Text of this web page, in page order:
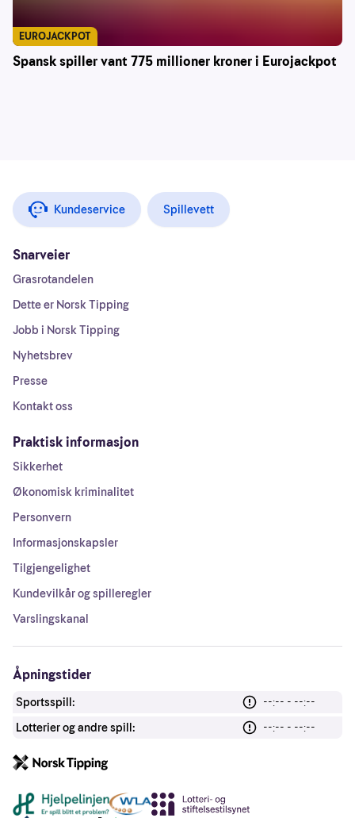
Spansk spiller vant 775 millioner kroner i Eurojackpot
EUROJACKPOT
Kundeservice Spillevett
Snarveier
Grasrotandelen
Dette er Norsk Tipping
Jobb i Norsk Tipping
Nyhetsbrev
Presse
Kontakt oss
Praktisk informasjon
Sikkerhet
Økonomisk kriminalitet
Personvern
Informasjonskapsler
Tilgjengelighet
Kundevilkår og spilleregler
Varslingskanal
Åpningstider
Sportsspill:
--:-- - --:--
Lotterier og andre spill:
--:-- - --:--
Andre lenker